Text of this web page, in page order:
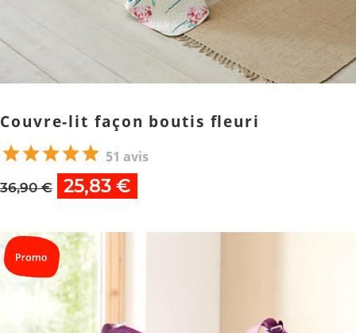
Couvre-lit façon boutis fleuri
51 avis
36,90 € 25,83 €